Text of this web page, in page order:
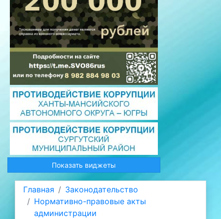
Показать виджеты
Главная
Законодательство
Нормативно-правовые акты
администрации